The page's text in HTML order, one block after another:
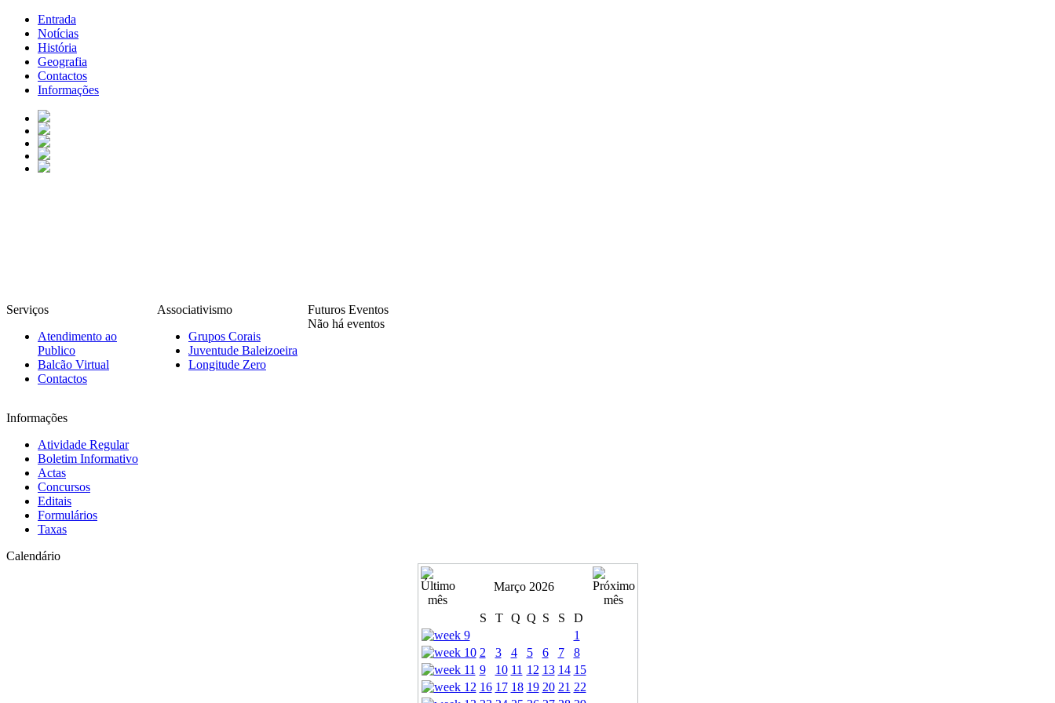
Entrada
Notícias
História
Geografia
Contactos
Informações
Serviços
Atendimento ao
Publico
Balcão Virtual
Contactos
Associativismo
Grupos Corais
Juventude Baleizoeira
Longitude Zero
Futuros Eventos
Não há eventos
Informações
Atividade Regular
Boletim Informativo
Actas
Concursos
Editais
Formulários
Taxas
Calendário
Março 2026
S T Q Q S S
D
1
2
3 4 5 6 7
8
9
10 11 12 13 14 15
16 17 18 19 20 21 22